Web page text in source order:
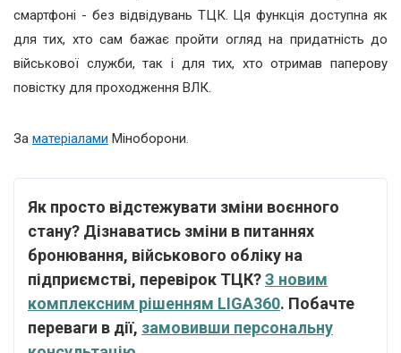
смартфоні - без відвідувань ТЦК. Ця функція доступна як
для тих, хто сам бажає пройти огляд на придатність до
військової служби, так і для тих, хто отримав паперову
повістку для проходження ВЛК.
За матеріалами Міноборони.
Як просто відстежувати зміни воєнного
стану? Дізнаватись зміни в питаннях
бронювання, військового обліку на
підприємстві, перевірок ТЦК?З новим
комплексним рішенням LIGA360. Побачте
переваги в дії, замовивши персональну